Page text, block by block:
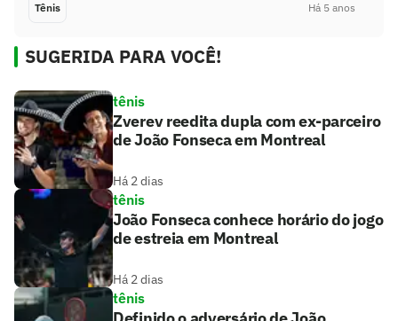
Tênis Há 5 anos
SUGERIDA PARA VOCÊ!
tênis
Zverev reedita dupla com ex-parceiro
de João Fonseca em Montreal
Há 2 dias
tênis
João Fonseca conhece horário do jogo
de estreia em Montreal
Há 2 dias
tênis